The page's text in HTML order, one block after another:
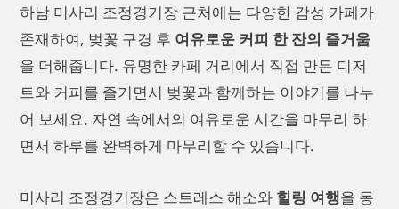
하남 미사리 조정경기장 근처에는 다양한 감성 카페가
존재하여, 벚꽃 구경 후 여유로운 커피 한 잔의 즐거움
을 더해줍니다. 유명한 카페 거리에서 직접 만든 디저
트와 커피를 즐기면서 벚꽃과 함께하는 이야기를 나누
어 보세요. 자연 속에서의 여유로운 시간을 마무리 하
면서 하루를 완벽하게 마무리할 수 있습니다.
미사리 조정경기장은 스트레스 해소와 힐링 여행을 동